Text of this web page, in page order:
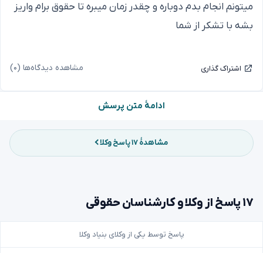
میتونم انجام بدم دوباره و چقدر زمان میبره تا حقوق برام واریز
بشه با تشکر از شما
اشتراک گذاری مشاهده دیدگاه‌ها (۰)
ادامهٔ متن پرسش
مشاهدهٔ ۱۷ پاسخ وکلا
۱۷ پاسخ از وکلا و کارشناسان حقوقی
پاسخ توسط یکی از وکلای بنیاد وکلا